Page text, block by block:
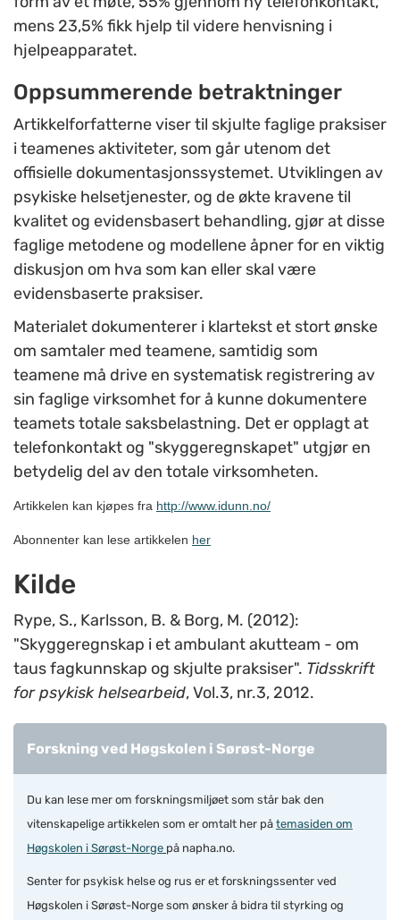
mens 23,5% fikk hjelp til videre henvisning i
hjelpeapparatet.
Oppsummerende betraktninger
Artikkelforfatterne viser til skjulte faglige praksiser
i teamenes aktiviteter, som går utenom det
offisielle dokumentasjonssystemet. Utviklingen av
psykiske helsetjenester, og de økte kravene til
kvalitet og evidensbasert behandling, gjør at disse
faglige metodene og modellene åpner for en viktig
diskusjon om hva som kan eller skal være
evidensbaserte praksiser.
Materialet dokumenterer i klartekst et stort ønske
om samtaler med teamene, samtidig som
teamene må drive en systematisk registrering av
sin faglige virksomhet for å kunne dokumentere
teamets totale saksbelastning. Det er opplagt at
telefonkontakt og "skyggeregnskapet" utgjør en
betydelig del av den totale virksomheten.
Artikkelen kan kjøpes fra http://www.idunn.no/
Abonnenter kan lese artikkelen her
Kilde
Rype, S., Karlsson, B. & Borg, M. (2012):
"Skyggeregnskap i et ambulant akutteam - om
taus fagkunnskap og skjulte praksiser". Tidsskrift
for psykisk helsearbeid, Vol.3, nr.3, 2012.
Forskning ved Høgskolen i Sørøst-Norge
Du kan lese mer om forskningsmiljøet som står bak den
vitenskapelige artikkelen som er omtalt her på temasiden om
Høgskolen i Sørøst-Norge på napha.no.
Senter for psykisk helse og rus er et forskningssenter ved
Høgskolen i Sørøst-Norge som ønsker å bidra til styrking og